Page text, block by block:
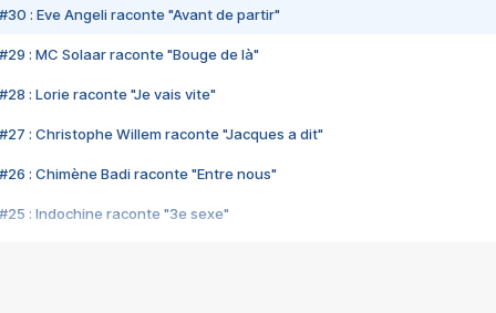
#30 : Eve Angeli raconte "Avant de partir"
#29 : MC Solaar raconte "Bouge de là"
#28 : Lorie raconte "Je vais vite"
#27 : Christophe Willem raconte "Jacques a dit"
#26 : Chimène Badi raconte "Entre nous"
#25 : Indochine raconte "3e sexe"